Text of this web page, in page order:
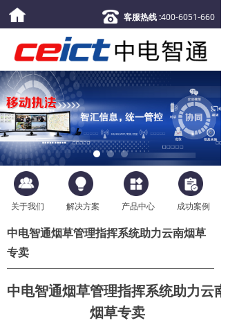
客服热线 :400-6051-660
关于我们 解决方案 产品中心 成功案例
中电智通烟草管理指挥系统助力云南烟草
专卖
中电智通烟草管理指挥系统助力云南
烟草专卖